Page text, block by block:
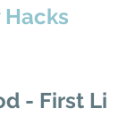
- First Li